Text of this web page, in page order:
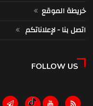
خريطة الموقع
اتصل بنا - لإعلاناتكم
FOLLOW US